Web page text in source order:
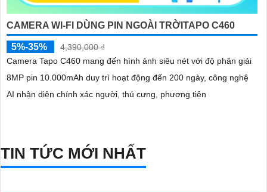
CAMERA WI-FI DÙNG PIN NGOÀI TRỜITAPO C460
5%-35%
4,390,000 ₫
Camera Tapo C460 mang đến hình ảnh siêu nét với độ phân giải
8MP pin 10.000mAh duy trì hoạt động đến 200 ngày, công nghệ
AI nhận diện chính xác người, thú cưng, phương tiện
TIN TỨC MỚI NHẤT